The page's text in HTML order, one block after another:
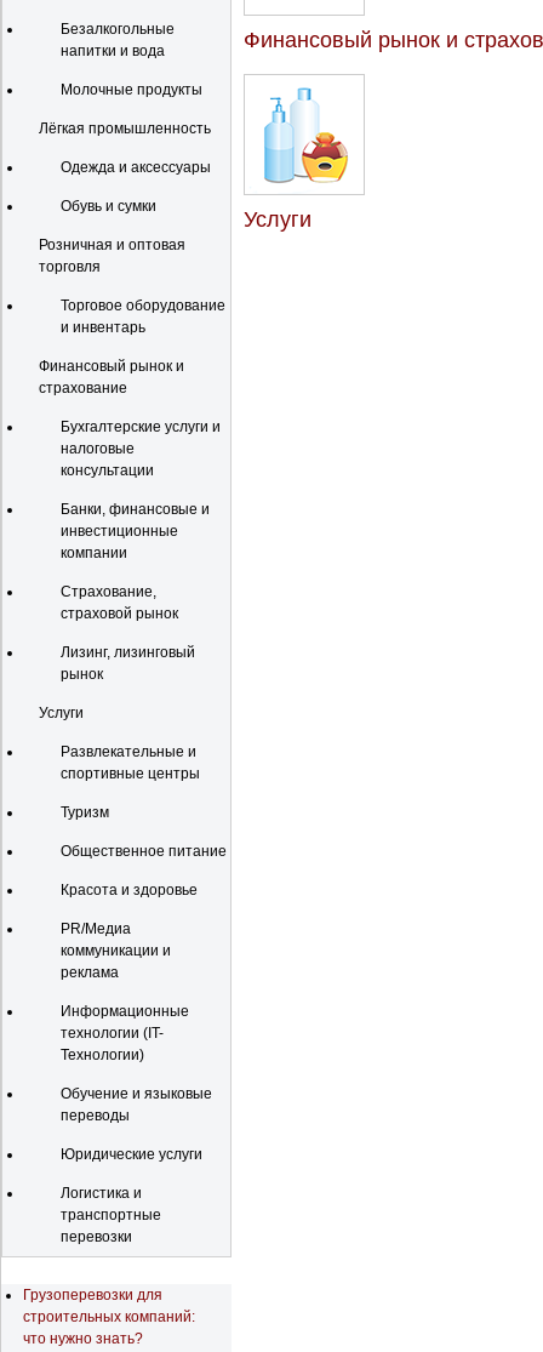
Безалкогольные
напитки и вода
Молочные продукты
Лёгкая промышленность
Одежда и аксессуары
Обувь и сумки
Розничная и оптовая
торговля
Торговое оборудование
и инвентарь
Финансовый рынок и
страхование
Бухгалтерские услуги и
налоговые
консультации
Банки, финансовые и
инвестиционные
компании
Страхование,
страховой рынок
Лизинг, лизинговый
рынок
Услуги
Развлекательные и
спортивные центры
Туризм
Общественное питание
Красота и здоровье
PR/Медиа
коммуникации и
реклама
Информационные
технологии (IT-
Технологии)
Обучение и языковые
переводы
Юридические услуги
Логистика и
транспортные
перевозки
Грузоперевозки для
строительных компаний:
что нужно знать?
Финансовый рынок и
Услуги